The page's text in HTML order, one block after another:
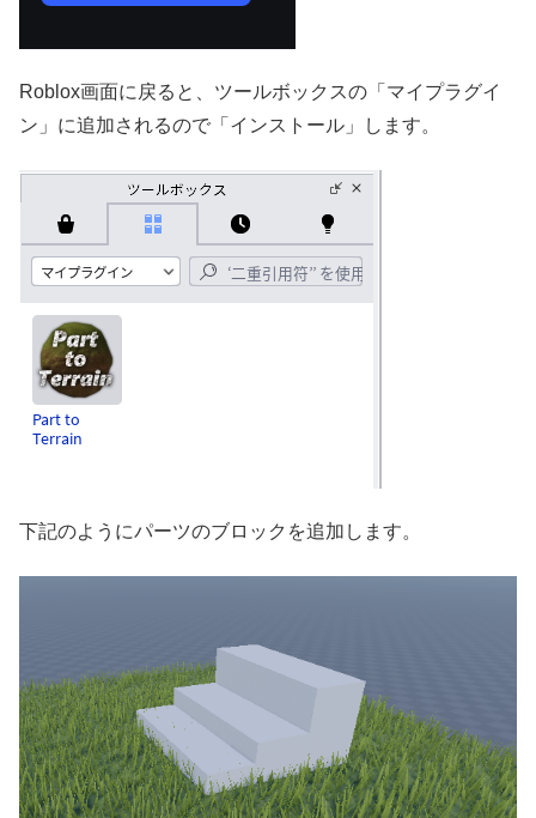
Roblox画面に戻ると、ツールボックスの「マイプラグイ
ン」に追加されるので「インストール」します。
下記のようにパーツのブロックを追加します。